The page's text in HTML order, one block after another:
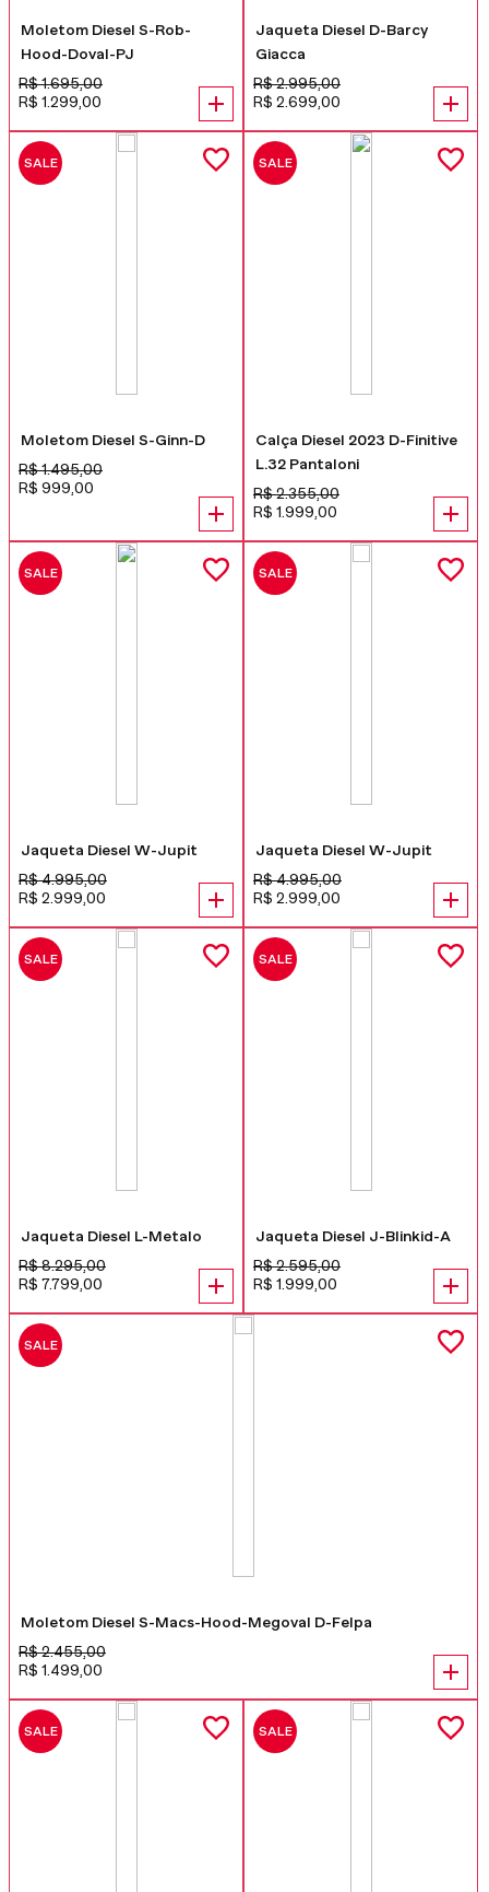
Moletom Diesel S-Rob-
Hood-Doval-PJ
R$1.695,00
R$ 1 299 00
Jaqueta Diesel D-Barcy
Giacca
R$2.995,00
R$ 2 699 00
SALE
Moletom Diesel S-Ginn-D
R$1.495,00
R$ 999 00
SALE
Calça Diesel 2023 D-Finitive
L.32 Pantaloni
R$2.355,00
R$ 1 999 00
SALE
Jaqueta Diesel W-Jupit
R$4.995,00
R$ 2 999 00
SALE
Jaqueta Diesel W-Jupit
R$4.995,00
R$ 2 999 00
SALE
Jaqueta Diesel L-Metalo
R$8.295,00
R$ 7.799 00
SALE
Jaqueta Diesel J-Blinkid-A
R$2.595,00
R$ 1 999 00
SALE
Moletom Diesel S-Macs-Hood-Megoval D-Felpa
R$2.455,00
R$ 1 499 00
SALE SALE